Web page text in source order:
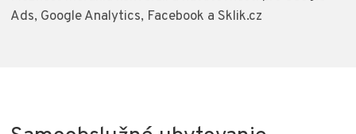
Ads, Google Analytics, Facebook a Sklik.cz